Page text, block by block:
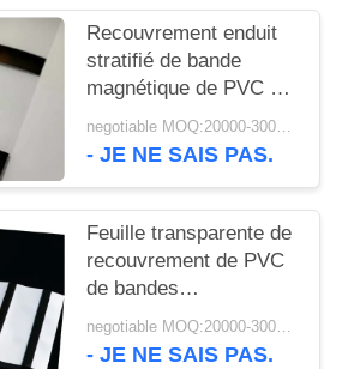
Recouvrement enduit
stratifié de bande
magnétique de PVC de
0.05mm HICO
negotiable MOQ:20000-30000 feuilles
- JE NE SAIS PAS.
Feuille transparente de
recouvrement de PVC
de bandes
magnétiques de LOCO
12.7mm
negotiable MOQ:20000-30000 feuilles
- JE NE SAIS PAS.